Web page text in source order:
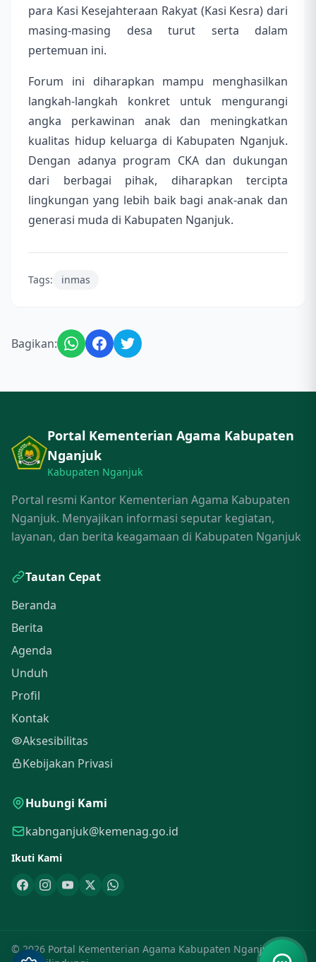
para Kasi Kesejahteraan Rakyat (Kasi Kesra) dari
masing-masing desa turut serta dalam
pertemuan ini.
Forum ini diharapkan mampu menghasilkan
langkah-langkah konkret untuk mengurangi
angka perkawinan anak dan meningkatkan
kualitas hidup keluarga di Kabupaten Nganjuk.
Dengan adanya program CKA dan dukungan
dari berbagai pihak, diharapkan tercipta
lingkungan yang lebih baik bagi anak-anak dan
generasi muda di Kabupaten Nganjuk.
Tags: inmas
Bagikan:
Portal Kementerian Agama Kabupaten
Nganjuk
Kabupaten Nganjuk
Portal resmi Kantor Kementerian Agama Kabupaten
Nganjuk. Menyajikan informasi seputar kegiatan,
layanan, dan berita keagamaan di Kabupaten Nganjuk
Tautan Cepat
Beranda
Berita
Agenda
Unduh
Profil
Kontak
Aksesibilitas
Kebijakan Privasi
Hubungi Kami
kabnganjuk@kemenag.go.id
Ikuti Kami
© 2026 Portal Kementerian Agama Kabupaten Nganjuk. Hak